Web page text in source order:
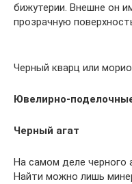
бижутерии. Внешне он
прозрачную
Черный кварц или
Ювелирно-
Черный агат
На самом деле черного
Найти можно лишь